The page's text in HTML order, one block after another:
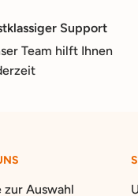
Support
Team hilft Ihnen
zur Auswahl